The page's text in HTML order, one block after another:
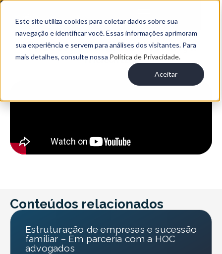
Este site utiliza cookies para coletar dados sobre sua
navegação e identificar você. Essas informações aprimoram
sua experiência e servem para análises dos visitantes. Para
mais detalhes, consulte nossa Política de Privacidade.
Aceitar
Sucessão familiar: Herança
maldita?
Conteúdos relacionados
Estruturação de empresas e sucessão
familiar – Em parceria com a HOC
advogados